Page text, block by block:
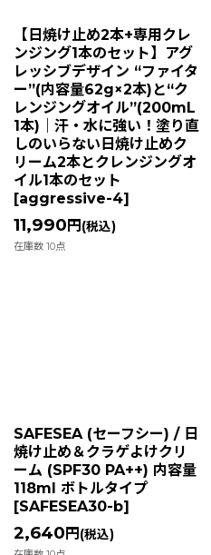
【日焼け止め2本+専用クレ
ンジング1本のセット】アグ
レッシブデザイン “ファイタ
ー”(内容量62g×2本)と“ク
レンジングオイル”(200mL
1本)｜汗・水に強い！塗り直
しのいらない日焼け止めク
リーム2本とクレンジングオ
イル1本のセット
[aggressive-4]
11,990 円 (税込)
在庫数 10点
SAFESEA (セーフシー) / 日
焼け止め＆クラゲよけクリ
ーム (SPF30 PA++) 内容量
118ml ボトルタイプ
[SAFESEA30-b]
2,640 円 (税込)